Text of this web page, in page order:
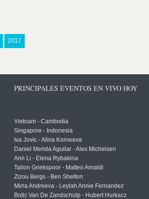
2017
PRINCIPALES EVENTOS EN VIVO HOY
Vietnam - Cambodia
Singapore - Indonesia
Iva Jovic - Alina Korneeva
Daniel Merida Aguilar - Alex Michelsen
Ann Li - Elena Rybakina
Tallon Griekspoor - Matteo Arnaldi
Zizou Bergs - Ben Shelton
Mirra Andreeva - Leylah Annie Fernandez
Botic Van De Zandschulp - Hubert Hurkacz